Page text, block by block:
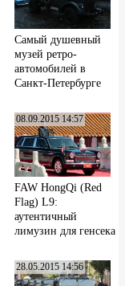
Самый душевный
музей ретро-
автомобилей в
Санкт-Петербурге
08.09.2015 14:57
FAW HongQi (Red
Flag) L9:
аутентичный
лимузин для генсека
28.05.2015 14:56